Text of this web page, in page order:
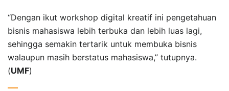
“Dengan ikut workshop digital kreatif ini pengetahuan
bisnis mahasiswa lebih terbuka dan lebih luas lagi,
sehingga semakin tertarik untuk membuka bisnis
walaupun masih berstatus mahasiswa,” tutupnya.
(UMF)